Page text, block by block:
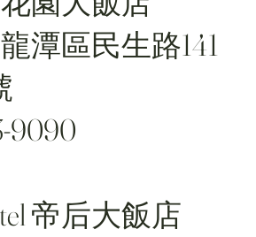
潭區民生路141
9090
帝后大飯店